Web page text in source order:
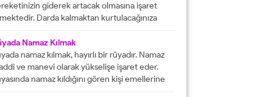
giderek artacak olmasına işaret
Darda kalmaktan kurtulacağınıza
eder ve engelleri yok edeceğinizi
İyi bir hayata sahip olmanızın
tüm pürüzlerin yok olacağını işaret
Emeklerinizin heba olmayacağını
rüyalardan birisi şeklinde
Rüyada altın bileklik görmek,
Namaz Kılmak
namaz kılmak, hayırlı bir rüyadır. Namaz
ve manevi olarak yükselişe işaret eder.
namaz kıldığını gören kişi emellerine
zamanda ulaşır. Namaz, rüya da olsa kişinin